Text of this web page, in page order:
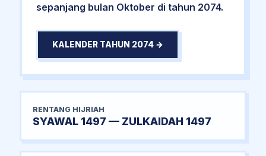
sepanjang bulan Oktober di tahun 2074.
KALENDER TAHUN 2074 →
RENTANG HIJRIAH
SYAWAL 1497 — ZULKAIDAH 1497